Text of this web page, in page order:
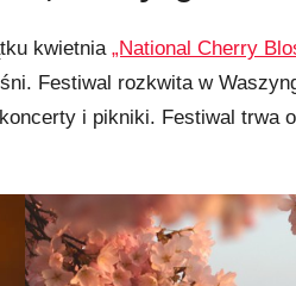
kwietnia „National Cherry
Festiwal rozkwita w
i pikniki. Festiwal trwa